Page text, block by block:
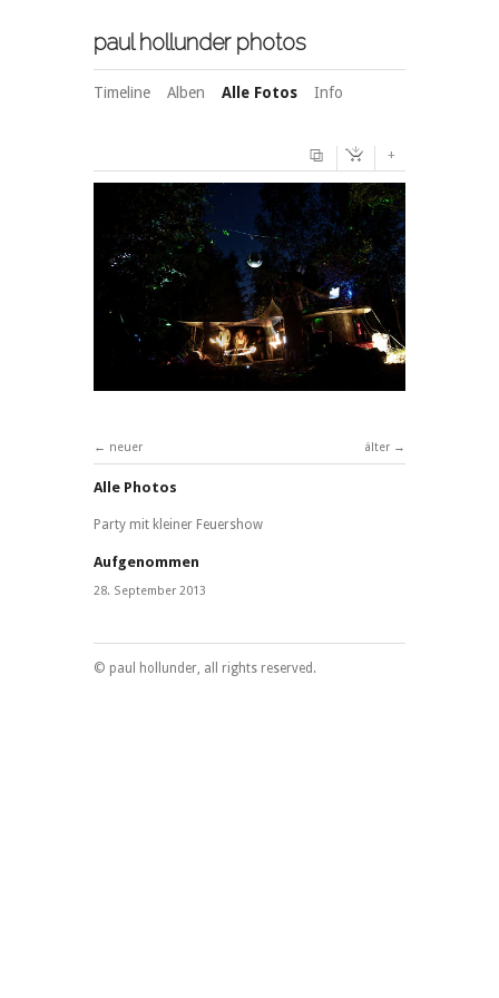
paul hollunder photos
Timeline Alben Alle Fotos Info
+
älter
neuer
Alle Photos
Party mit kleiner Feuershow
Aufgenommen
28. September 2013
© paul hollunder, all rights reserved.